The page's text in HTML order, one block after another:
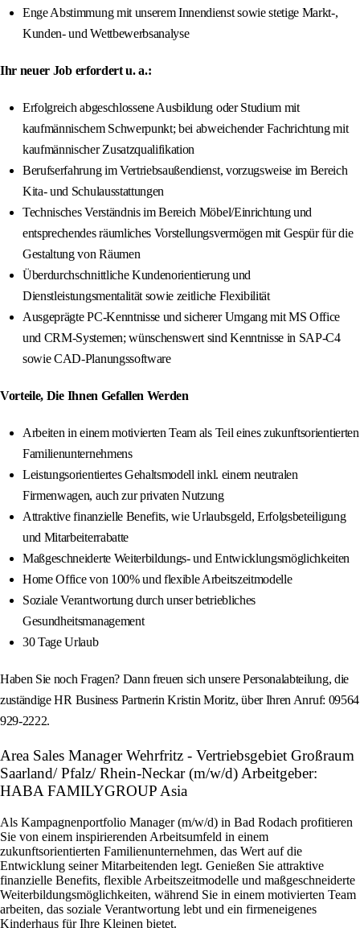
Enge Abstimmung mit unserem Innendienst sowie stetige Markt-,
Kunden- und Wettbewerbsanalyse
Ihr neuer Job erfordert u. a.:
Erfolgreich abgeschlossene Ausbildung oder Studium mit
kaufmännischem Schwerpunkt; bei abweichender Fachrichtung mit
kaufmännischer Zusatzqualifikation
Berufserfahrung im Vertriebsaußendienst, vorzugsweise im Bereich
Kita- und Schulausstattungen
Technisches Verständnis im Bereich Möbel/Einrichtung und
entsprechendes räumliches Vorstellungsvermögen mit Gespür für die
Gestaltung von Räumen
Überdurchschnittliche Kundenorientierung und
Dienstleistungsmentalität sowie zeitliche Flexibilität
Ausgeprägte PC-Kenntnisse und sicherer Umgang mit MS Office
und CRM-Systemen; wünschenswert sind Kenntnisse in SAP-C4
sowie CAD-Planungssoftware
Vorteile, Die Ihnen Gefallen Werden
Arbeiten in einem motivierten Team als Teil eines zukunftsorientierten
Familienunternehmens
Leistungsorientiertes Gehaltsmodell inkl. einem neutralen
Firmenwagen, auch zur privaten Nutzung
Attraktive finanzielle Benefits, wie Urlaubsgeld, Erfolgsbeteiligung
und Mitarbeiterrabatte
Maßgeschneiderte Weiterbildungs- und Entwicklungsmöglichkeiten
Home Office von 100% und flexible Arbeitszeitmodelle
Soziale Verantwortung durch unser betriebliches
Gesundheitsmanagement
30 Tage Urlaub
Haben Sie noch Fragen? Dann freuen sich unsere Personalabteilung, die
zuständige HR Business Partnerin Kristin Moritz, über Ihren Anruf: 09564
929‑2222.
Area Sales Manager Wehrfritz - Vertriebsgebiet Großraum
Saarland/ Pfalz/ Rhein-Neckar (m/w/d) Arbeitgeber:
HABA FAMILYGROUP Asia
Als Kampagnenportfolio Manager (m/w/d) in Bad Rodach profitieren
Sie von einem inspirierenden Arbeitsumfeld in einem
zukunftsorientierten Familienunternehmen, das Wert auf die
Entwicklung seiner Mitarbeitenden legt. Genießen Sie attraktive
finanzielle Benefits, flexible Arbeitszeitmodelle und maßgeschneiderte
Weiterbildungsmöglichkeiten, während Sie in einem motivierten Team
arbeiten, das soziale Verantwortung lebt und ein firmeneigenes
Kinderhaus für Ihre Kleinen bietet.